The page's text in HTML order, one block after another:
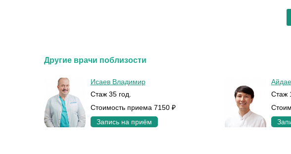
Другие врачи поблизости
Исаев Владимир
Стаж 35 год.
Стоимость приема 7150 ₽
Запись на приём
Стаж